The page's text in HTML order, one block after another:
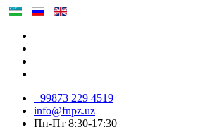
+99873 229 4519
info@fnpz.uz
Пн-Пт 8:30-17:30